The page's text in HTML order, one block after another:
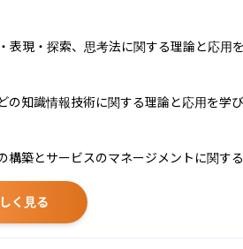
現・探索、思考法に関する理論と応用を
知識情報技術に関する理論と応用を学び
築とサービスのマネージメントに関する
く見る